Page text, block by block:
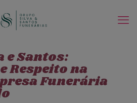
e Santos:
Respeito na
Funerária